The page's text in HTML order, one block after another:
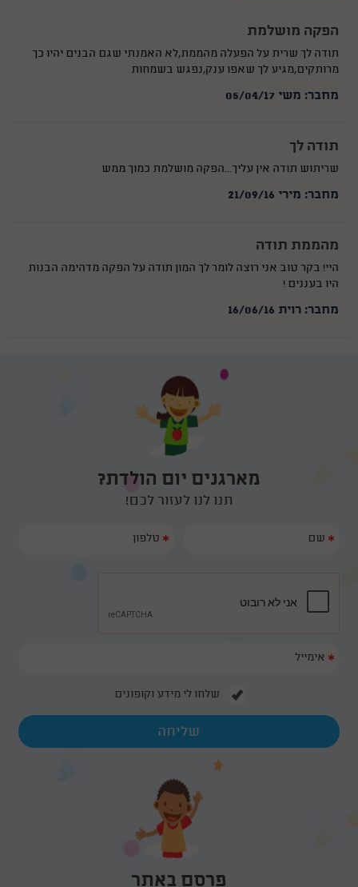
הפקה מושלמת
תודה לך שרית על הפעלה מהממת,לא האמנתי שגם הבנים יהיו כך
מרותקים,מגיע לך שאפו ענק,נפגש בשמחות
מחבר: משי 05/04/17
תודה לך
שריתוש תודה אין עליך...הפקה מושלמת כמוך ממש
מחבר: מירי 21/09/16
מהממת תודה
היי! בקר טוב אני רוצה לומר לך המון תודה על הפקה מדהימה הבנות
היו בעננים !
מחבר: רוית 16/06/16
מארגנים יום הולדת?
תנו לנו לעזור לכם!
*
*
*
שלחו לי מידע וקופונים
פרסם באתר